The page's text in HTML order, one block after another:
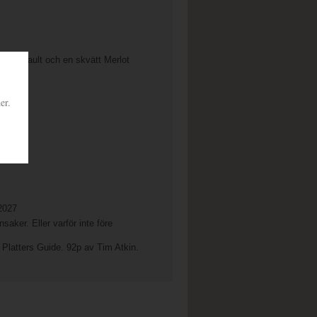
Cinsault och en skvätt Merlot
Eller varför inte före
Guide. 92p av Tim Atkin.